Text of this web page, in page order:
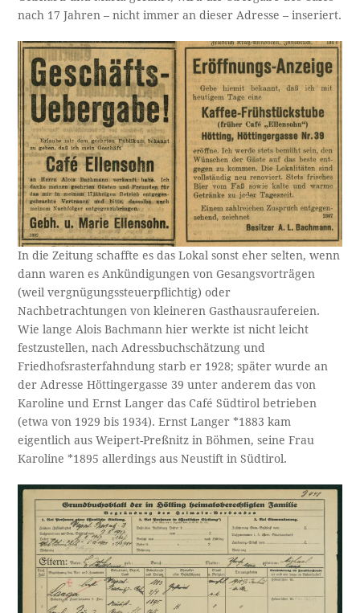
nach 17 Jahren – nicht immer an dieser Adresse – inseriert.
In die Zeitung schaffte es das Lokal sonst eher selten, wenn
dann waren es Ankündigungen von Gesangsvorträgen
(weil vergnügungssteuerpflichtig) oder
Nachbetrachtungen von kleineren Gasthausraufereien.
Wie lange Alois Bachmann hier werkte ist nicht leicht
festzustellen, nach Adressbuchschätzung und
Friedhofsrasterfahndung starb er 1928; später wurde an
der Adresse Höttingergasse 39 unter anderem das von
Karoline und Ernst Langer das Café Südtirol betrieben
(etwa von 1929 bis 1934). Ernst Langer *1883 kam
eigentlich aus Weipert-Preßnitz in Böhmen, seine Frau
Karoline *1895 allerdings aus Neustift in Südtirol.